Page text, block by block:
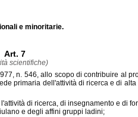
e minoritarie.
Art. 7
scientifiche)
n. 546, allo scopo di contribuire al
primaria dell'attività di ricerca e di
di ricerca, di insegnamento e di
e degli affini gruppi ladini;